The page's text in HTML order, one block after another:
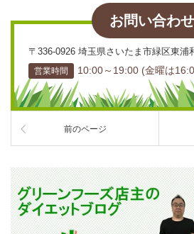
お問い合わ
〒336-0926 埼玉県さいたま市緑区東浦
営業時間
10:00～19:00 (金曜は
前のページ